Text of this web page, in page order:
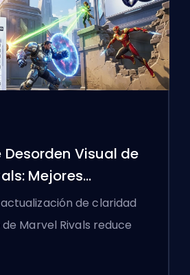
Desorden Visual de
Mejores
Después del
de Julio
actualización de claridad
de Marvel Rivals reduce